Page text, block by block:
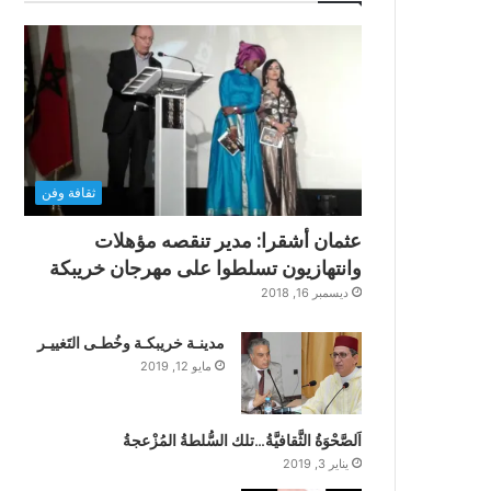
ثقافة وفن
عثمان أشقرا: مدير تنقصه مؤهلات
وانتهازيون تسلطوا على مهرجان خريبكة
ديسمبر 16, 2018
مدينـة خريبكـة وخُطـى التَغييـر
مايو 12, 2019
اَلصَّحْوَةُ الثَّقافيَّةُ…تلك السُّلطةُ المُزْعجةُ
يناير 3, 2019